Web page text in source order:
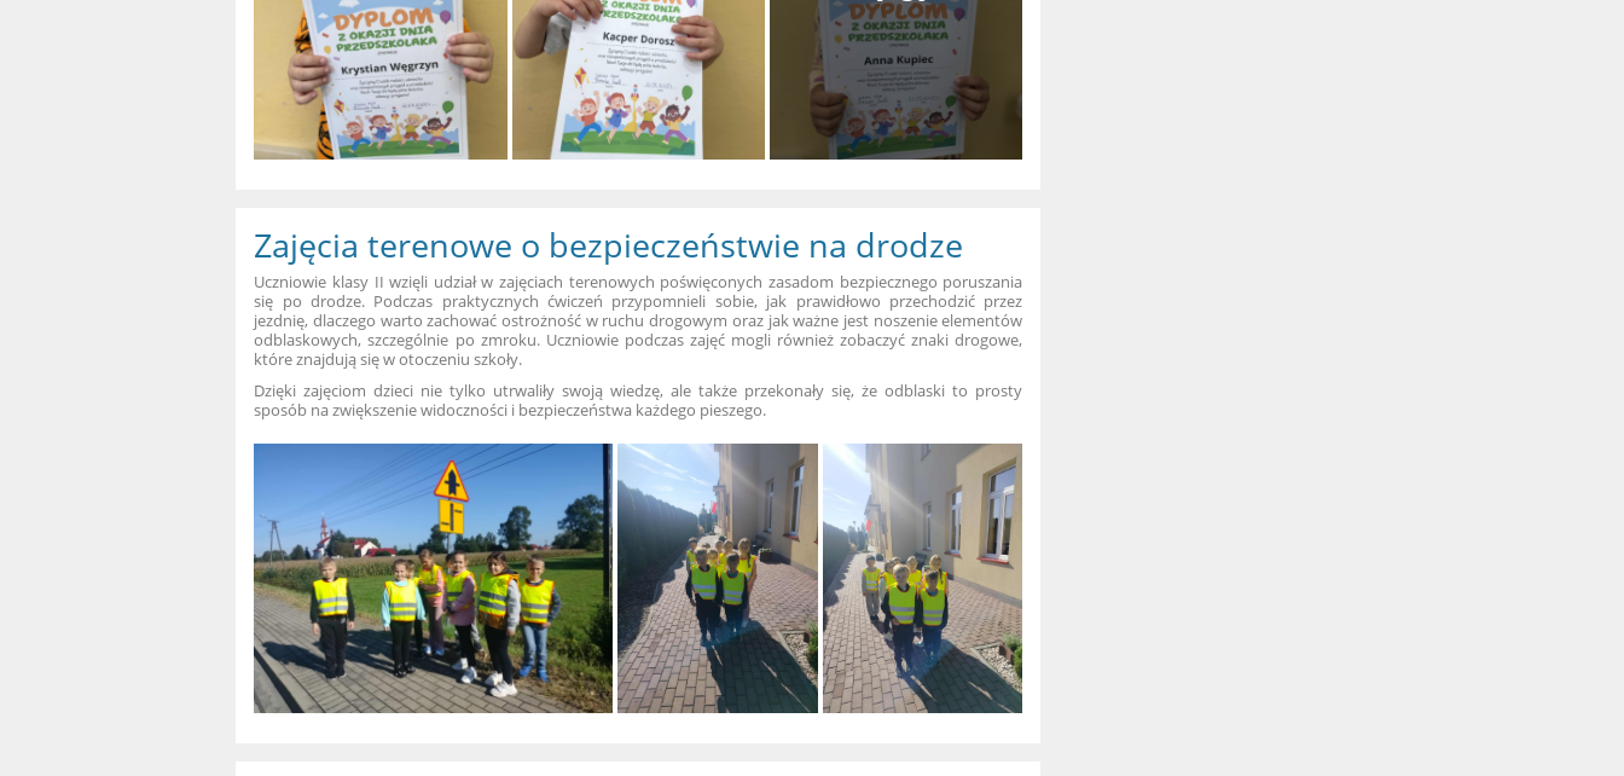
Zajęcia terenowe o bezpieczeństwie na drodze
Uczniowie klasy II wzięli udział w zajęciach terenowych poświęconych zasadom bezpiecznego poruszania
się po drodze. Podczas praktycznych ćwiczeń przypomnieli sobie, jak prawidłowo przechodzić przez
jezdnię, dlaczego warto zachować ostrożność w ruchu drogowym oraz jak ważne jest noszenie elementów
odblaskowych, szczególnie po zmroku. Uczniowie podczas zajęć mogli również zobaczyć znaki drogowe,
które znajdują się w otoczeniu szkoły.
Dzięki zajęciom dzieci nie tylko utrwaliły swoją wiedzę, ale także przekonały się, że odblaski to prosty
sposób na zwiększenie widoczności i bezpieczeństwa każdego pieszego.